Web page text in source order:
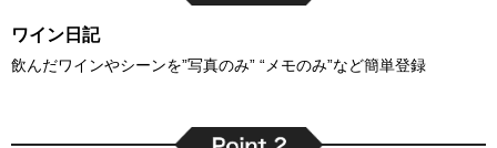
ワイン日記
飲んだワインやシーンを”写真のみ” “メモのみ”など簡単登録